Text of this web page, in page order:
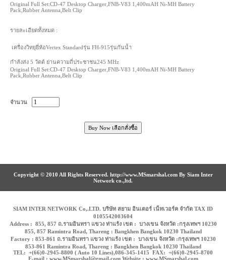
Original Full Set:CD-47 Desktop Charger,FNB-V83 1,400mAH Ni-MH Battery
Pack,Rubber Antenna,Belt Clip
รายละเอียดทั้งหมด :
เครื่องวิทยุยี่ห้อVertex Standardรุ่น FH-915รุ่นกันน้ำ
กำลังส่ง 5 วัตต์ ย่านความถี่ประชาชน245 MHz
Original Full Set:CD-47 Desktop Charger,FNB-V83 1,400mAH Ni-MH Battery
Pack,Rubber Antenna,Belt Clip
จำนวน
Copyright © 2010 All Rights Reserved. http://www.MSmarshal.com By Siam Inter
Network co.,ltd.
SIAM INTER NETWORK Co,.LTD. บริษัท สยาม อินเตอร์ เน็ทเวอร์ค จำกัด TAX ID
0105542003604
Address : 855, 857 ถ.รามอินทรา แขวง ท่าแร้ง เขต : บางเขน จังหวัด :กรุงเทพฯ 10230
855, 857 Ramintra Road, Thareng : Bangkhen Bangkok 10230 Thailand
Factory : 853-861 ถ.รามอินทรา แขวง ท่าแร้ง เขต : บางเขน จังหวัด :กรุงเทพฯ 10230
853-861 Ramintra Road, Thareng : Bangkhen Bangkok 10230 Thailand
TEL: +(66)0-2945-8800 ( Auto 10 Lines),086-345-1415 FAX: +(66)0-2945-8700
E-mail : www.MSmarshal@gmail.com Website : www.MSmarshal.com